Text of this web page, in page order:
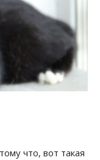
что, вот такая